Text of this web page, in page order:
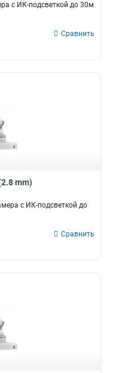
с ИК-подсветкой до 30м
Сравнить
mm)
с ИК-подсветкой до
Сравнить